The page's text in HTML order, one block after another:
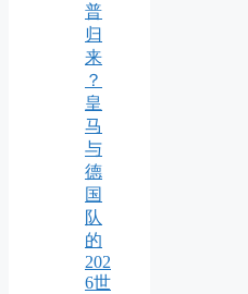
普
归
来
？
皇
马
与
德
国
队
的
202
6世